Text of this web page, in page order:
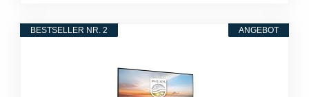
ANGEBOT
BESTSELLER NR. 2